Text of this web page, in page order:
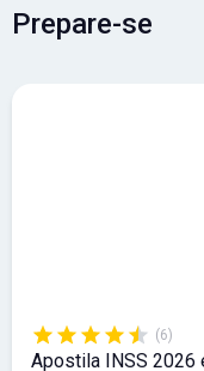
Prepare-se
(6)
Apostila INSS 2026